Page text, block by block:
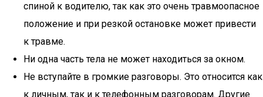
спиной к водителю, так как это очень травмоопасное
положение и при резкой остановке может привести
к травме.
Ни одна часть тела не может находиться за окном.
Не вступайте в громкие разговоры. Это относится как
к личным, так и к телефонным разговорам. Другие